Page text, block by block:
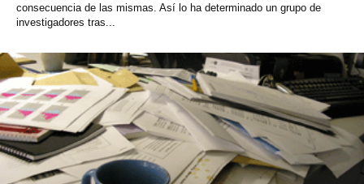
consecuencia de las mismas. Así lo ha determinado un grupo de
investigadores tras...